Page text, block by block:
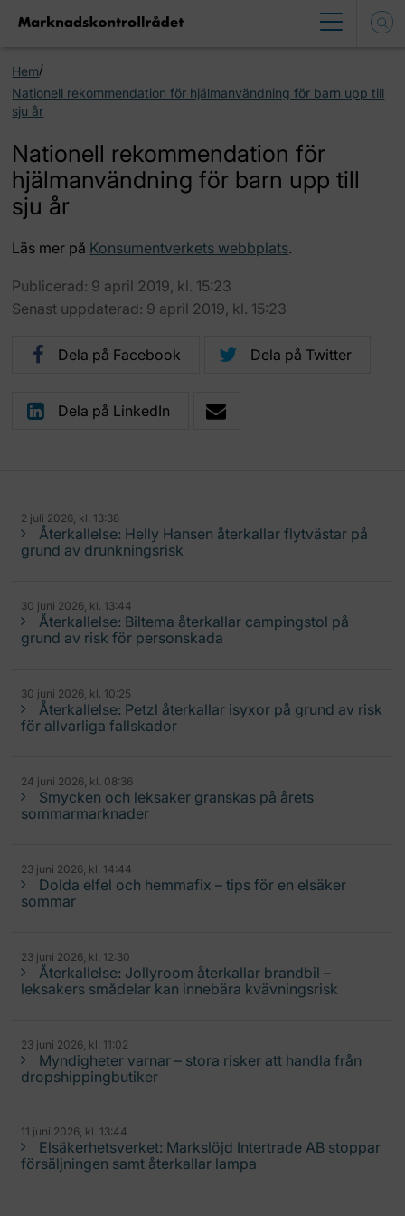
Hem/
Nationell rekommendation för hjälmanvändning för barn upp till
sju år
Nationell rekommendation för
hjälmanvändning för barn upp till
sju år
Läs mer på Konsumentverkets webbplats.
Publicerad: 9 april 2019, kl. 15:23
Senast uppdaterad: 9 april 2019, kl. 15:23
Dela på Facebook Dela på Twitter
Dela på LinkedIn
2 juli 2026, kl. 13:38
Återkallelse: Helly Hansen återkallar flytvästar på
grund av drunkningsrisk
30 juni 2026, kl. 13:44
Återkallelse: Biltema återkallar campingstol på
grund av risk för personskada
30 juni 2026, kl. 10:25
Återkallelse: Petzl återkallar isyxor på grund av risk
för allvarliga fallskador
24 juni 2026, kl. 08:36
Smycken och leksaker granskas på årets
sommarmarknader
23 juni 2026, kl. 14:44
Dolda elfel och hemmafix – tips för en elsäker
sommar
23 juni 2026, kl. 12:30
Återkallelse: Jollyroom återkallar brandbil –
leksakers smådelar kan innebära kvävningsrisk
23 juni 2026, kl. 11:02
Myndigheter varnar – stora risker att handla från
dropshippingbutiker
11 juni 2026, kl. 13:44
Elsäkerhetsverket: Markslöjd Intertrade AB stoppar
försäljningen samt återkallar lampa